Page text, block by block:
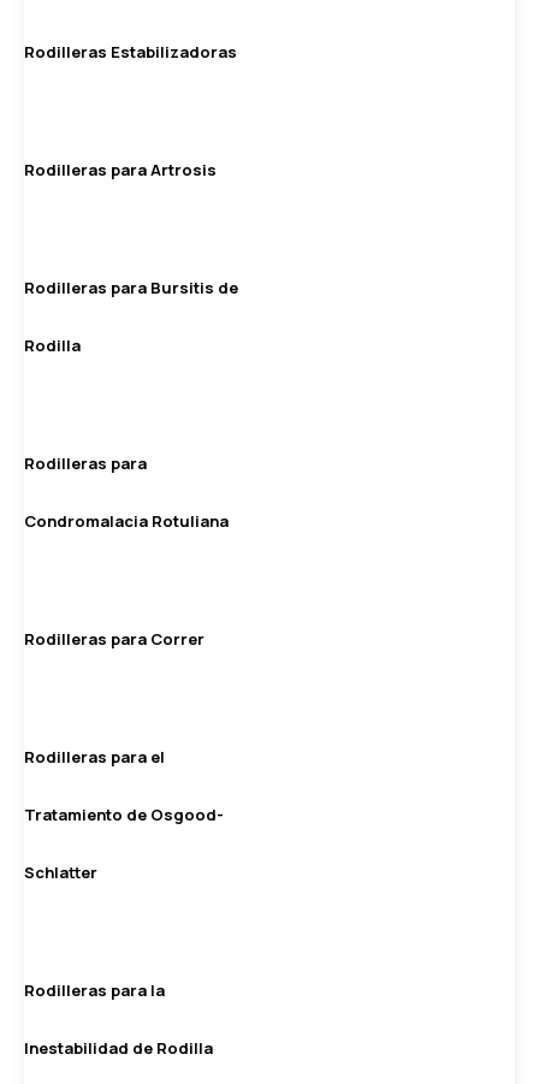
Rodilleras Estabilizadoras
Rodilleras para Artrosis
Rodilleras para Bursitis de
Rodilla
Rodilleras para
Condromalacia Rotuliana
Rodilleras para Correr
Rodilleras para el
Tratamiento de Osgood-
Schlatter
Rodilleras para la
Inestabilidad de Rodilla